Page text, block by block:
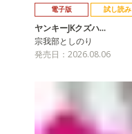
電子版 試し読み
ヤンキーJKクズハ…
宗我部としのり
発売日：2026.08.06